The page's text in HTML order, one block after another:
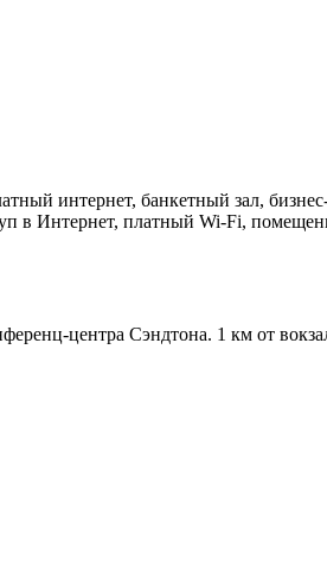
интернет, банкетный зал,
в Интернет, платный Wi-Fi,
центра Сэндтона. 1 км от